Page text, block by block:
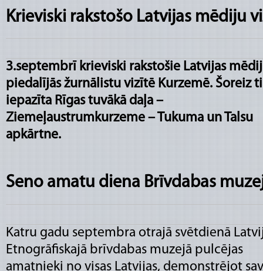
Krieviski rakstošo Latvijas mēdiju
3.septembrī krieviski rakstošie Latvijas
piedalījās žurnālistu vizītē Kurzemē. Šoreiz
iepazīta Rīgas tuvākā daļa –
Ziemeļaustrumkurzeme – Tukuma un Talsu
apkārtne.
Seno amatu diena Brīvdabas
Katru gadu septembra otrajā svētdienā
Etnogrāfiskajā brīvdabas muzejā pulcējas
amatnieki no visas Latvijas, demonstrējot